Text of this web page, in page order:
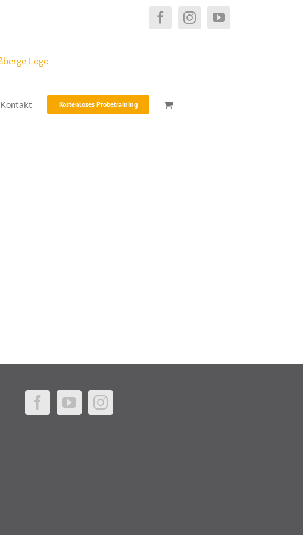
FacebookInstagramYouTube
Kontakt Kostenloses Probetraining